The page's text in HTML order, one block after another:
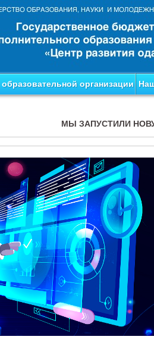
организации
МЫ ЗАПУСТИЛИ